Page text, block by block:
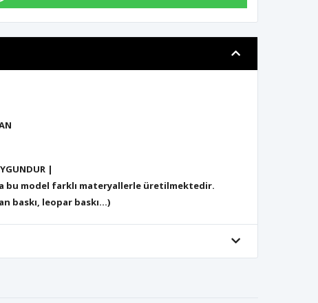
|
bu model farklı materyallerle üretilmektedir.
baskı, leopar baskı...)